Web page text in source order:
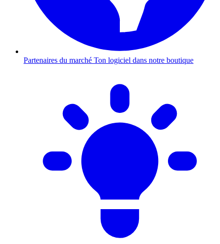
Partenaires du marché Ton logiciel dans notre boutique